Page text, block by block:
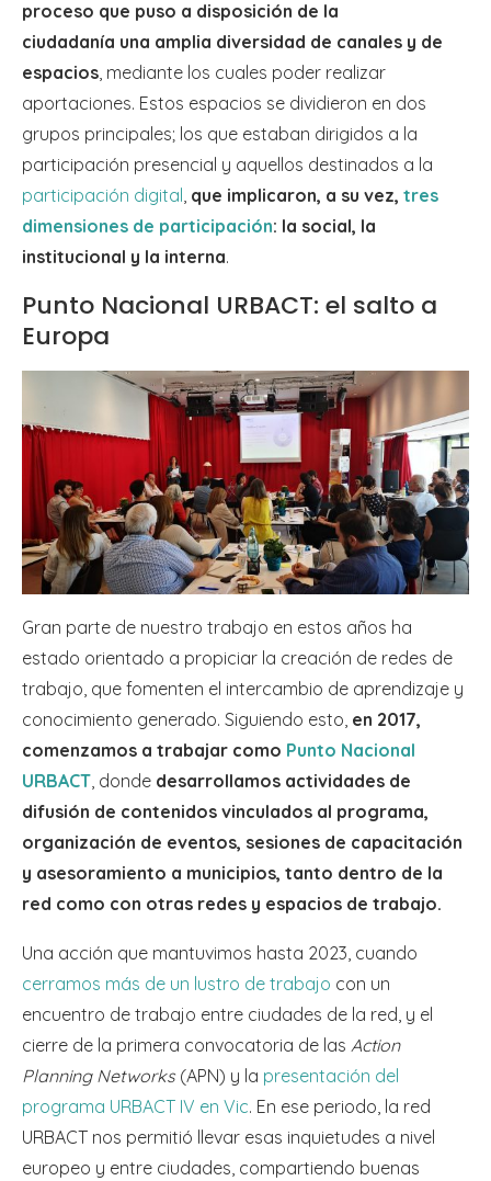
proceso que puso a disposición de la
ciudadanía una amplia diversidad de canales y de
espacios, mediante los cuales poder realizar
aportaciones. Estos espacios se dividieron en dos
grupos principales; los que estaban dirigidos a la
participación presencial y aquellos destinados a la
participación digital, que implicaron, a su vez, tres
dimensiones de participación: la social, la
institucional y la interna.
Punto Nacional URBACT: el salto a
Europa
Gran parte de nuestro trabajo en estos años ha
estado orientado a propiciar la creación de redes de
trabajo, que fomenten el intercambio de aprendizaje y
conocimiento generado. Siguiendo esto, en 2017,
comenzamos a trabajar como Punto Nacional
URBACT, donde desarrollamos actividades de
difusión de contenidos vinculados al programa,
organización de eventos, sesiones de capacitación
y asesoramiento a municipios, tanto dentro de la
red como con otras redes y espacios de trabajo.
Una acción que mantuvimos hasta 2023, cuando
cerramos más de un lustro de trabajo con un
encuentro de trabajo entre ciudades de la red, y el
cierre de la primera convocatoria de las Action
Planning Networks (APN) y la presentación del
programa URBACT IV en Vic. En ese periodo, la red
URBACT nos permitió llevar esas inquietudes a nivel
europeo y entre ciudades, compartiendo buenas